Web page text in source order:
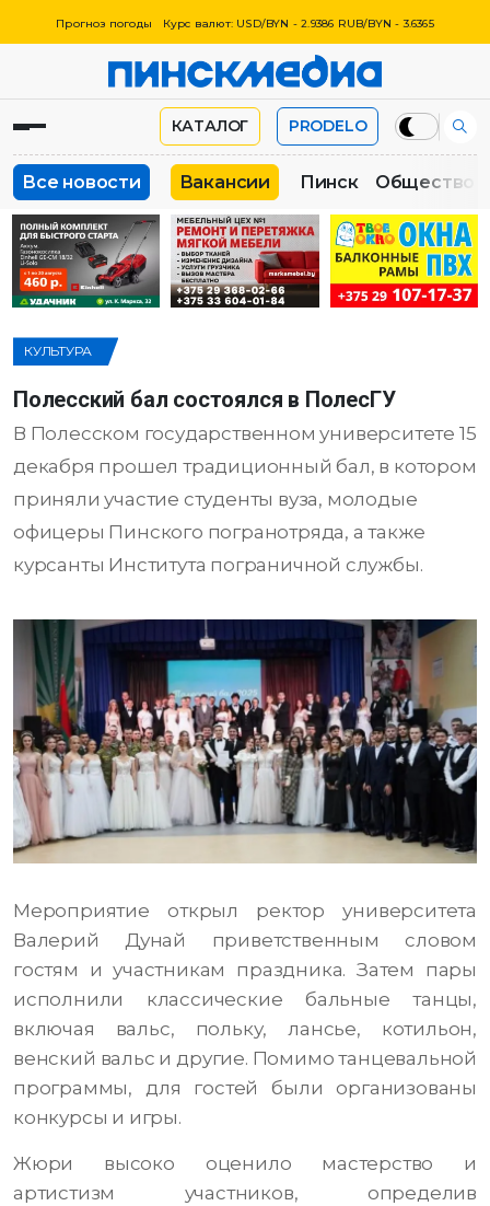
Прогноз погоды Курс валют: USD/BYN - 2.9386 RUB/BYN - 3.6365
КАТАЛОГ PRODELO
Все новости Вакансии Пинск Общество
КУЛЬТУРА
Полесский бал состоялся в ПолесГУ
В Полесском государственном университете 15
декабря прошел традиционный бал, в котором
приняли участие студенты вуза, молодые
офицеры Пинского погранотряда, а также
курсанты Института пограничной службы.
Мероприятие открыл ректор университета
Валерий Дунай приветственным словом
гостям и участникам праздника. Затем пары
исполнили классические бальные танцы,
включая вальс, польку, лансье, котильон,
венский вальс и другие. Помимо танцевальной
программы, для гостей были организованы
конкурсы и игры.
Жюри высоко оценило мастерство и
артистизм участников, определив